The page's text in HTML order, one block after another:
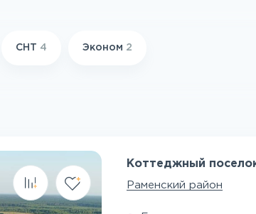
СНТ 4 Эконом 2
Коттеджный
Раменский район